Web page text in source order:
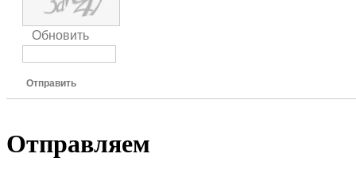
Обновить
Отправить
Отправляем